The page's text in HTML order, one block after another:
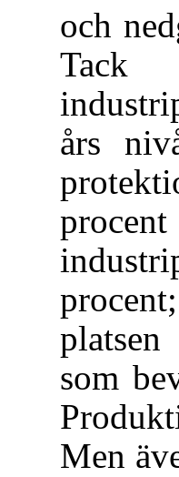
och
Tack
års
som
Men